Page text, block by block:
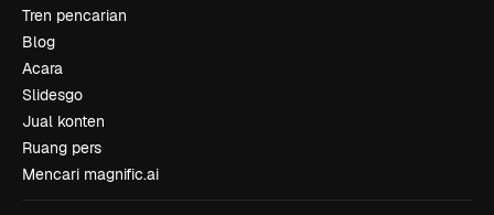
Tren pencarian
Blog
Acara
Slidesgo
Jual konten
Ruang pers
Mencari magnific.ai